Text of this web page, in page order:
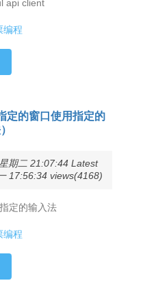
api client
编程
定的窗口使用指定的
期二 21:07:44 Latest
17:56:34 views(4168)
定的输入法
编程